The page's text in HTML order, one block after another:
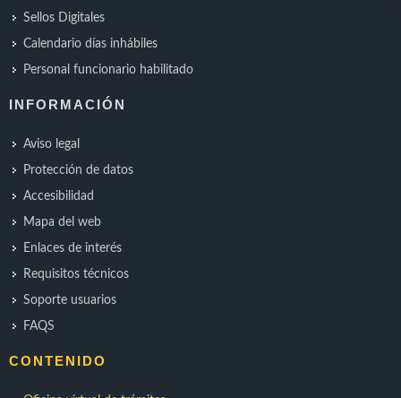
Sellos Digitales
Calendario días inhábiles
Personal funcionario habilitado
INFORMACIÓN
Aviso legal
Protección de datos
Accesibilidad
Mapa del web
Enlaces de interés
Requisitos técnicos
Soporte usuarios
FAQS
CONTENIDO